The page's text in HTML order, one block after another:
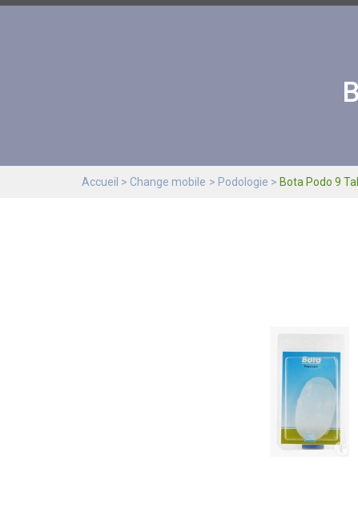
Accueil Change mobile Podologie Bota Podo 9